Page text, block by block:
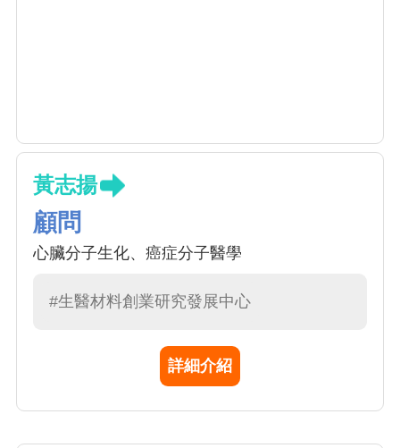
黃志揚
顧問
心臟分子生化、癌症分子醫學
#生醫材料創業研究發展中心
詳細介紹